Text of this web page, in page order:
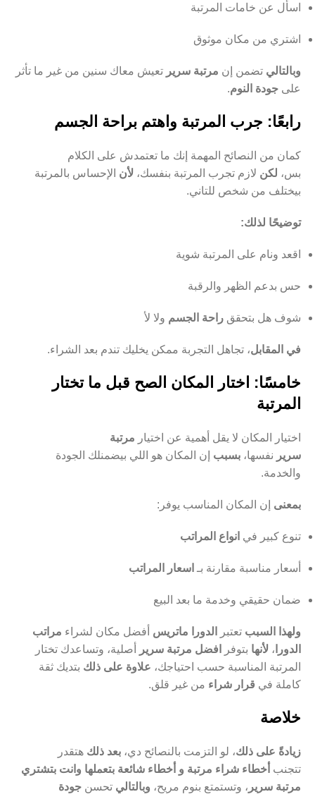
اسأل عن خامات المرتبة
اشتري من مكان موثوق
وبالتالي تضمن إن مرتبة سرير تعيش معاك سنين من غير ما تأثر
على جودة النوم.
رابعًا: جرب المرتبة واهتم براحة الجسم
كمان من النصائح المهمة إنك ما تعتمدش على الكلام
بس، لكن لازم تجرب المرتبة بنفسك، لأن الإحساس بالمرتبة
بيختلف من شخص للتاني.
توضيحًا لذلك:
اقعد ونام على المرتبة شوية
حس بدعم الظهر والرقبة
شوف هل بتحقق راحة الجسم ولا لأ
في المقابل، تجاهل التجربة ممكن يخليك تندم بعد الشراء.
خامسًا: اختار المكان الصح قبل ما تختار
المرتبة
اختيار المكان لا يقل أهمية عن اختيار مرتبة
سرير نفسها، بسبب إن المكان هو اللي بيضمنلك الجودة
والخدمة.
بمعنى إن المكان المناسب يوفر:
تنوع كبير في انواع المراتب
أسعار مناسبة مقارنة بـ اسعار المراتب
ضمان حقيقي وخدمة ما بعد البيع
ولهذا السبب تعتبر الدورا ماتريس أفضل مكان لشراء مراتب
الدورا ، لأنها بتوفر افضل مرتبة سرير
أصلية، وتساعدك تختار
المرتبة المناسبة حسب احتياجك، علاوة على ذلك بتديك ثقة
كاملة في قرار شراء من غير قلق.
خلاصة
زيادةً على ذلك، لو التزمت بالنصائح دي، بعد ذلك هتقدر
تتجنب أخطاء شراء مرتبة و أخطاء شائعة بتعملها وانت بتشتري
مرتبة سرير ، وتستمتع بنوم مريح، وبالتالي تحسن جودة